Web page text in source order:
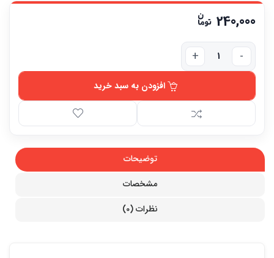
240,000
افزودن به سبد خرید
توضیحات
مشخصات
نظرات (0)